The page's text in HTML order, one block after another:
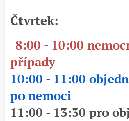
Čtvrtek:
8:00 - 10:00
případy
10:00 - 11:00
po nemoci
11:00 - 13:30 pro